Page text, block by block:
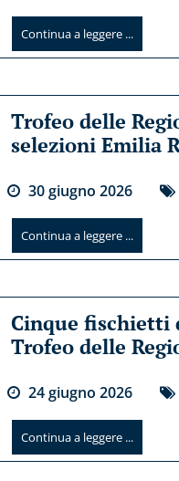
Continua a leggere ...
Trofeo delle
selezioni Emilia
30giugno 2026
Continua a leggere ...
Cinque fischietti
Trofeo delle
24giugno 2026
Continua a leggere ...